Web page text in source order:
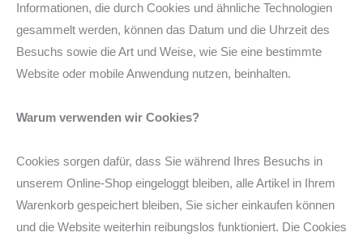
Informationen, die durch Cookies und ähnliche Technologien
gesammelt werden, können das Datum und die Uhrzeit des
Besuchs sowie die Art und Weise, wie Sie eine bestimmte
Website oder mobile Anwendung nutzen, beinhalten.
Warum verwenden wir Cookies?
Cookies sorgen dafür, dass Sie während Ihres Besuchs in
unserem Online-Shop eingeloggt bleiben, alle Artikel in Ihrem
Warenkorb gespeichert bleiben, Sie sicher einkaufen können
und die Website weiterhin reibungslos funktioniert. Die Cookies